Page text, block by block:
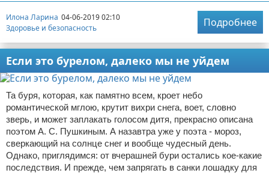
Илона Ларина 04-06-2019 02:10
Здоровье и безопасность
Подробнее
Если это бурелом, далеко мы не уйдем
Та буря, которая, как памятно всем, кроет небо
романтической мглою, крутит вихри снега, воет, словно
зверь, и может заплакать голосом дитя, прекрасно описана
поэтом А. С. Пушкиным. А назавтра уже у поэта - мороз,
сверкающий на солнце снег и вообще чудесный день.
Однако, приглядимся: от вчерашней бури остались кое-какие
последствия. И прежде, чем запрягать в санки лошадку для